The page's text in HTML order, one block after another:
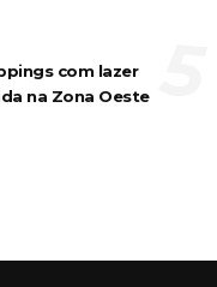
com lazer
na Zona Oeste